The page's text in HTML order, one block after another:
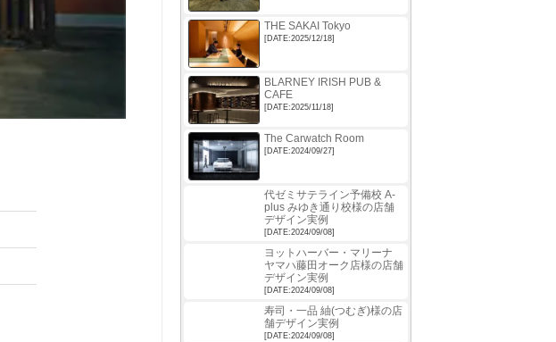
THE SAKAI Tokyo
[DATE:2025/12/18]
BLARNEY IRISH PUB &
CAFE
[DATE:2025/11/18]
The Carwatch Room
[DATE:2024/09/27]
代ゼミサテライン予備校 A-
plus みゆき通り校様の店舗
デザイン実例
[DATE:2024/09/08]
ヨットハーバー・マリーナ
ヤマハ藤田オーク店様の店舗
デザイン実例
[DATE:2024/09/08]
寿司・一品 紬(つむぎ)様の店
舗デザイン実例
[DATE:2024/09/08]